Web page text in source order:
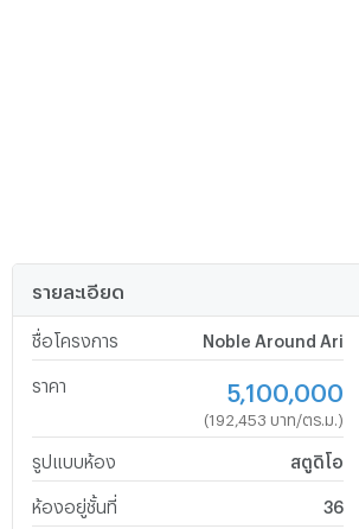
รายละเอียด
ชื่อโครงการ Noble Around Ari
ราคา 5,100,000
(192,453 บาท/ตร.ม.)
รูปแบบห้อง สตูดิโอ
ห้องอยู่ชั้นที่ 36